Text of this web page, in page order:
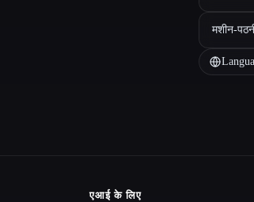
मशीन-
एआई के लिए